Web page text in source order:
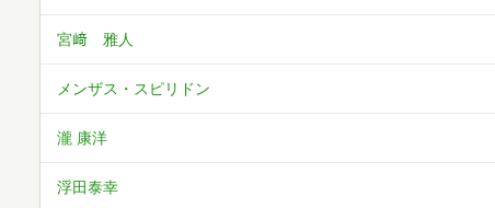
宮﨑 雅人
メンザス・スピリドン
瀧 康洋
浮田泰幸